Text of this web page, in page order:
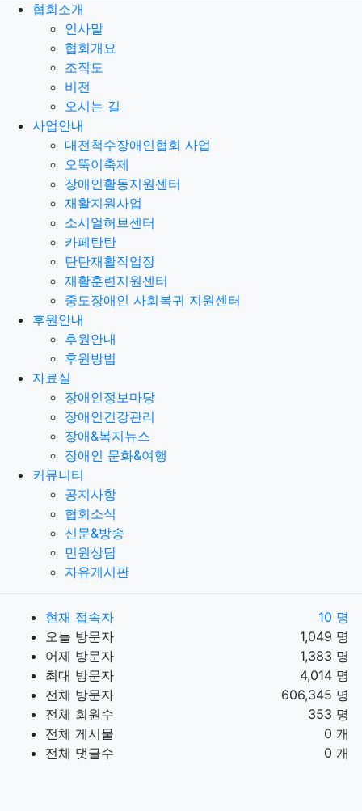
협회소개
인사말
협회개요
조직도
비전
오시는 길
사업안내
대전척수장애인협회 사업
오뚝이축제
장애인활동지원센터
재활지원사업
소시얼허브센터
카페탄탄
탄탄재활작업장
재활훈련지원센터
중도장애인 사회복귀 지원센터
후원안내
후원안내
후원방법
자료실
장애인정보마당
장애인건강관리
장애&복지뉴스
장애인 문화&여행
커뮤니티
공지사항
협회소식
신문&방송
민원상담
자유게시판
현재 접속자
10 명
오늘 방문자
1,049 명
어제 방문자
1,383 명
최대 방문자
4,014 명
전체 방문자
606,345 명
전체 회원수
353 명
전체 게시물
0 개
전체 댓글수
0 개